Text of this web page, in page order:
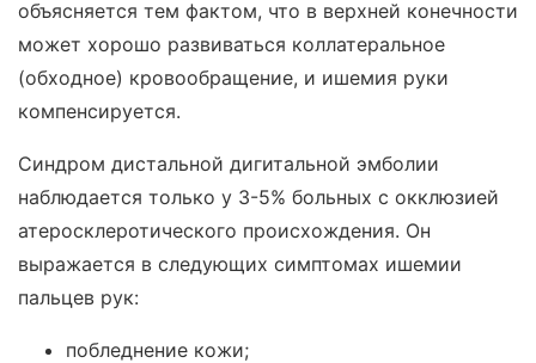
объясняется тем фактом, что в верхней конечности
может хорошо развиваться коллатеральное
(обходное) кровообращение, и ишемия руки
компенсируется.
Синдром дистальной дигитальной эмболии
наблюдается только у 3-5% больных с окклюзией
атеросклеротического происхождения. Он
выражается в следующих симптомах ишемии
пальцев рук:
побледнение кожи;